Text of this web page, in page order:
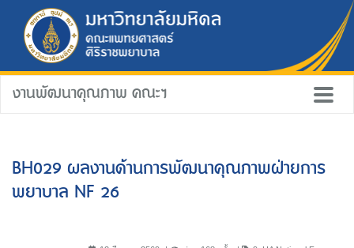
งานพัฒนาคุณภาพ คณะฯ
BH029 ผลงานด้านการพัฒนาคุณภาพฝ่ายการ
พยาบาล NF 26